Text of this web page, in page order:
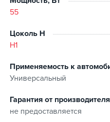
влияние вредного
напряжение 12 В,
55
Цоколь H
H1
Применяемость к
Универсальный
Гарантия от производителя
не предоставляется